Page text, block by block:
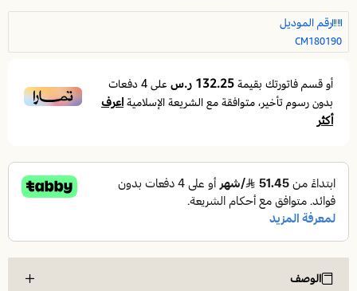
رقم الموديل
CM180190
أو قسم فاتورتك بقيمة132.25 ر.س على4دفعات
بدون رسوم تأخير، متوافقة مع الشريعة الإسلاميةاعرف
أكثر
الوصف